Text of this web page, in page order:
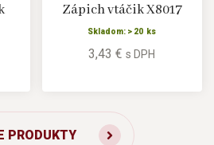
Zápich vtáčik X8017
Skladom: > 20 ks
3,43 €s DPH
PRODUKTY